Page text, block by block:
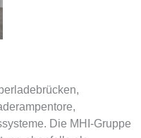
Die MHI-Gruppe